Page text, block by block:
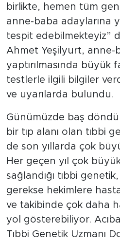
birlikte, hemen tüm
anne-baba adaylarına
tespit edebilmekteyiz”
Ahmet Yeşilyurt, anne-
yaptırılmasında büyük
testlerle ilgili bilgiler
ve uyarılarda bulundu.
Günümüzde baş
bir tıp alanı olan tıbbi
de son yıllarda çok
Her geçen yıl çok
sağlandığı tıbbi
gerekse hekimlere
ve takibinde çok daha
yol gösterebiliyor.
Tıbbi Genetik Uzmanı